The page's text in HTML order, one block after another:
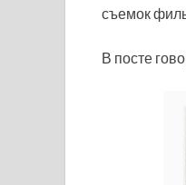
съемок
В посте